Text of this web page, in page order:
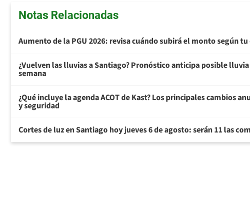
Notas Relacionadas
Aumento de la PGU 2026: revisa cuándo subirá el monto según tu
¿Vuelven las lluvias a Santiago? Pronóstico anticipa posible
semana
¿Qué incluye la agenda ACOT de Kast? Los principales cambios
y seguridad
Cortes de luz en Santiago hoy jueves 6 de agosto: serán 11 las